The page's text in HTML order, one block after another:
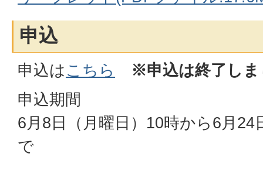
申込
申込はこちら
※申込は終了しま
申込期間
6月8日（月曜日）10時から6月24
で